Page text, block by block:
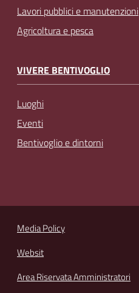
Lavori pubblici e manutenzioni
Agricoltura e pesca
VIVERE BENTIVOGLIO
Luoghi
Eventi
Bentivoglio e dintorni
Media Policy
Websit
Area Riservata Amministratori